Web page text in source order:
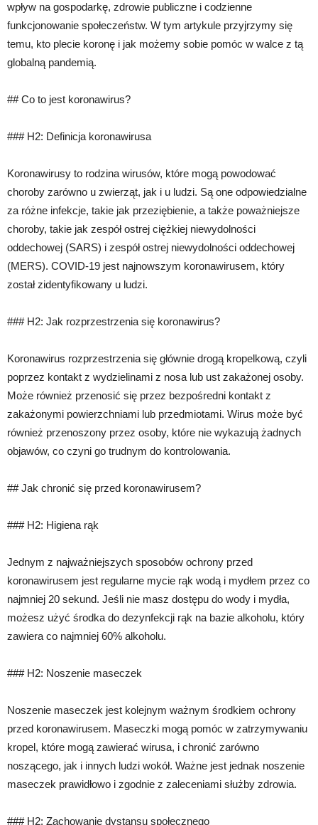
wpływ na gospodarkę, zdrowie publiczne i codzienne
funkcjonowanie społeczeństw. W tym artykule przyjrzymy się
temu, kto plecie koronę i jak możemy sobie pomóc w walce z tą
globalną pandemią.
## Co to jest koronawirus?
### H2: Definicja koronawirusa
Koronawirusy to rodzina wirusów, które mogą powodować
choroby zarówno u zwierząt, jak i u ludzi. Są one odpowiedzialne
za różne infekcje, takie jak przeziębienie, a także poważniejsze
choroby, takie jak zespół ostrej ciężkiej niewydolności
oddechowej (SARS) i zespół ostrej niewydolności oddechowej
(MERS). COVID-19 jest najnowszym koronawirusem, który
został zidentyfikowany u ludzi.
### H2: Jak rozprzestrzenia się koronawirus?
Koronawirus rozprzestrzenia się głównie drogą kropelkową, czyli
poprzez kontakt z wydzielinami z nosa lub ust zakażonej osoby.
Może również przenosić się przez bezpośredni kontakt z
zakażonymi powierzchniami lub przedmiotami. Wirus może być
również przenoszony przez osoby, które nie wykazują żadnych
objawów, co czyni go trudnym do kontrolowania.
## Jak chronić się przed koronawirusem?
### H2: Higiena rąk
Jednym z najważniejszych sposobów ochrony przed
koronawirusem jest regularne mycie rąk wodą i mydłem przez co
najmniej 20 sekund. Jeśli nie masz dostępu do wody i mydła,
możesz użyć środka do dezynfekcji rąk na bazie alkoholu, który
zawiera co najmniej 60% alkoholu.
### H2: Noszenie maseczek
Noszenie maseczek jest kolejnym ważnym środkiem ochrony
przed koronawirusem. Maseczki mogą pomóc w zatrzymywaniu
kropel, które mogą zawierać wirusa, i chronić zarówno
noszącego, jak i innych ludzi wokół. Ważne jest jednak noszenie
maseczek prawidłowo i zgodnie z zaleceniami służby zdrowia.
### H2: Zachowanie dystansu społecznego